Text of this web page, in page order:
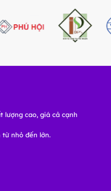
lượng cao, giá cả cạnh
nhỏ đến lớn.